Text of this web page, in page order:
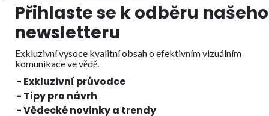
Přihlaste se k odběru našeho
newsletteru
Exkluzivní vysoce kvalitní obsah o efektivním vizuálním
komunikace ve vědě.
- Exkluzivní průvodce
- Tipy pro návrh
- Vědecké novinky a trendy